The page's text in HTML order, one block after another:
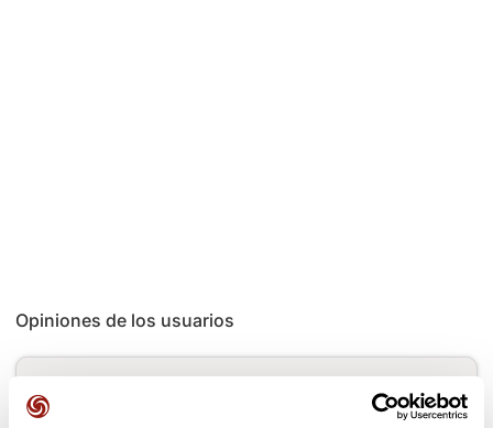
Opiniones de los usuarios
Este recorrido aún no contiene opiniones. ¿Ya lo has
completado? ¡Deja la primera opinión!